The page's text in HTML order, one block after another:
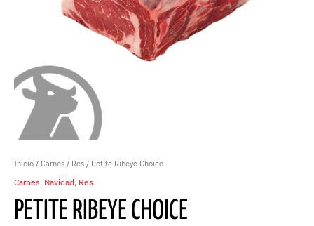
Inicio / Carnes / Res / Petite Ribeye Choice
Carnes, Navidad, Res
PETITE RIBEYE CHOICE